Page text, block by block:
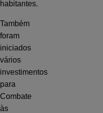
habitantes.
Também
foram
iniciados
vários
investimentos
para
Combate
às